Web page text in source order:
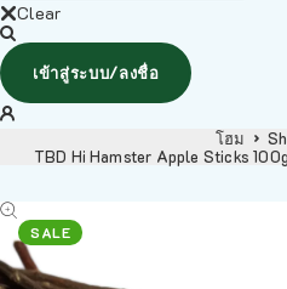
Clear
เข้าสู่ระบบ/ลงชื่อ
โฮม
TBD Hi Hamster Apple Sticks
SALE